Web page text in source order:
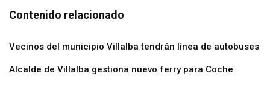
Contenido relacionado
Vecinos del municipio Villalba tendrán línea de autobuses
Alcalde de Villalba gestiona nuevo ferry para Coche